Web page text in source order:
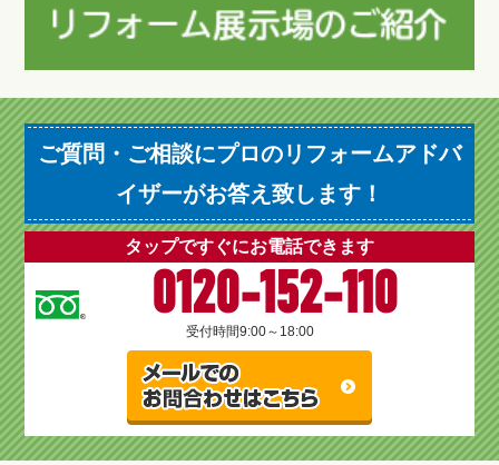
ご質問・ご相談にプロのリフォームアドバ
イザーがお答え致します！
タップですぐにお電話できます
0120-152-110
受付時間9:00～18:00